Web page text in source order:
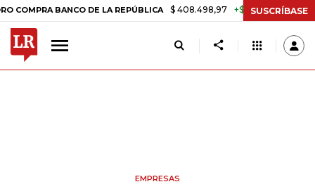
BANCO DE LA REPÚBLICA $ 408.498,97 +$ 8.753,81 +2,19%
SUSCRÍBASE
EMPRESAS